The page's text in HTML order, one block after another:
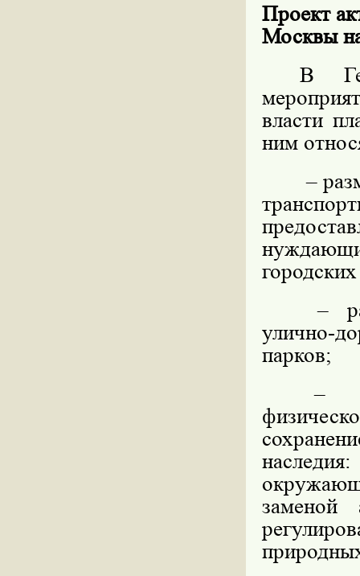
Проект
Москвы
В
власти
ним
–
–
улично-
парков;
–
заменой